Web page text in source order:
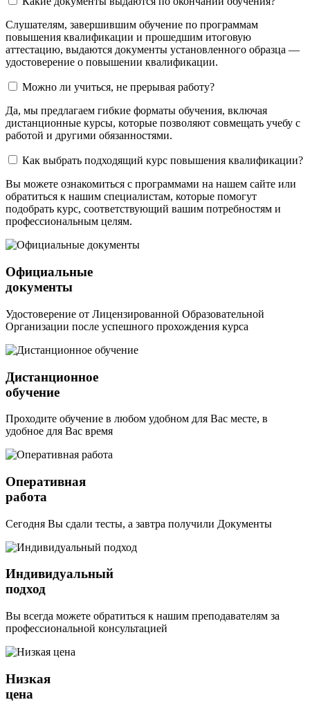
Слушателям, завершившим обучение по программам
повышения квалификации и прошедшим итоговую
аттестацию, выдаются документы установленного образца —
удостоверение о повышении квалификации.
Можно ли учиться, не прерывая работу?
Да, мы предлагаем гибкие форматы обучения, включая
дистанционные курсы, которые позволяют совмещать учебу с
работой и другими обязанностями.
Как выбрать подходящий курс повышения квалификации?
Вы можете ознакомиться с программами на нашем сайте или
обратиться к нашим специалистам, которые помогут
подобрать курс, соответствующий вашим потребностям и
профессиональным целям.
Официальные
документы
Удостоверение от Лицензированной Образовательной
Организации после успешного прохождения курса
Дистанционное
обучение
Проходите обучение в любом удобном для Вас месте, в
удобное для Вас время
Оперативная
работа
Сегодня Вы сдали тесты, а завтра получили Документы
Индивидуальный
подход
Вы всегда можете обратиться к нашим преподавателям за
профессиональной консультацией
Низкая
цена